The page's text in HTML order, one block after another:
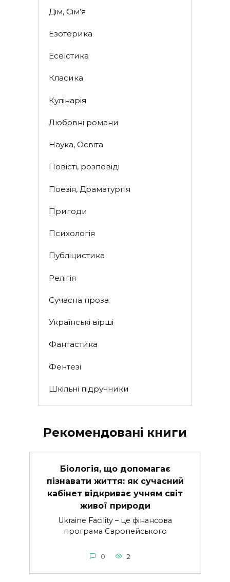
Дім, Сім’я
Езотерика
Есеїстика
Класика
Кулінарія
Любовні романи
Наука, Освіта
Повісті, розповіді
Поезія, Драматургія
Пригоди
Психологія
Публіцистика
Релігія
Сучасна проза
Українські вірші
Фантастика
Фентезі
Шкільні підручники
Рекомендовані книги
Біологія, що допомагає
пізнавати життя: як сучасний
кабінет відкриває учням світ
живої природи
Ukraine Facility – це фінансова
програма Європейського
0 2